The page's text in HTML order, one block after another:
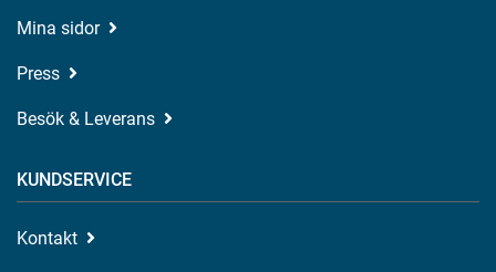
Mina sidor
Press
Besök & Leverans
KUNDSERVICE
Kontakt